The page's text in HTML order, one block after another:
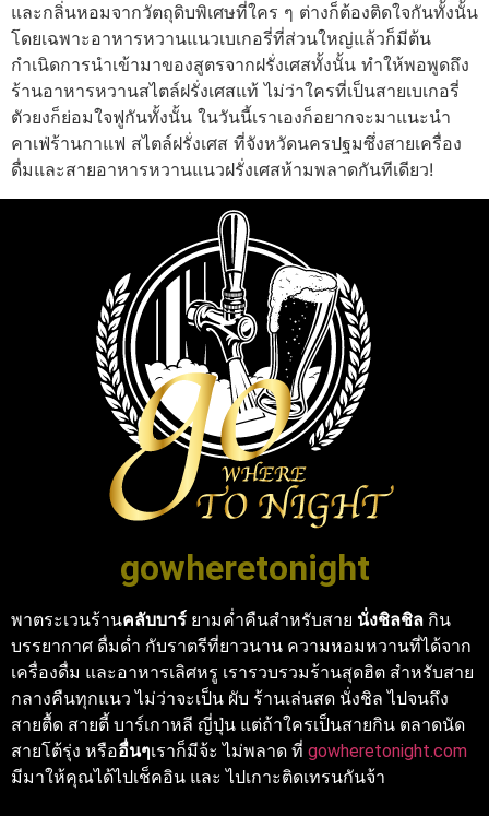
และกลิ่นหอมจากวัตถุดิบพิเศษที่ใคร ๆ ต่างก็ต้องติดใจกันทั้งนั้น
โดยเฉพาะอาหารหวานแนวเบเกอรี่ที่ส่วนใหญ่แล้วก็มีต้น
กำเนิดการนำเข้ามาของสูตรจากฝรั่งเศสทั้งนั้น ทำให้พอพูดถึง
ร้านอาหารหวานสไตล์ฝรั่งเศสแท้ ไม่ว่าใครที่เป็นสายเบเกอรี่
ตัวยงก็ย่อมใจฟูกันทั้งนั้น ในวันนี้เราเองก็อยากจะมาแนะนำ
คาเฟ่ร้านกาแฟ สไตล์ฝรั่งเศส ที่จังหวัดนครปฐมซึ่งสายเครื่อง
ดื่มและสายอาหารหวานแนวฝรั่งเศสห้ามพลาดกันทีเดียว!
gowheretonight
พาตระเวนร้านคลับบาร์ ยามค่ำคืนสำหรับสาย นั่งชิลชิล กิน
บรรยากาศ ดื่มด่ำ กับราตรีที่ยาวนาน ความหอมหวานที่ได้จาก
เครื่องดื่ม และอาหารเลิศหรู เรารวบรวมร้านสุดฮิต สำหรับสาย
กลางคืนทุกแนว ไม่ว่าจะเป็น ผับ ร้านเล่นสด นั่งชิล ไปจนถึง
สายตื้ด สายตี้ บาร์เกาหลี ญี่ปุ่น แต่ถ้าใครเป็นสายกิน ตลาดนัด
สายโต้รุ่ง หรืออื่นๆเราก็มีจ้ะ ไม่พลาด ที่ gowheretonight.com
มีมาให้คุณได้ไปเช็คอิน และ ไปเกาะติดเทรนกันจ้า